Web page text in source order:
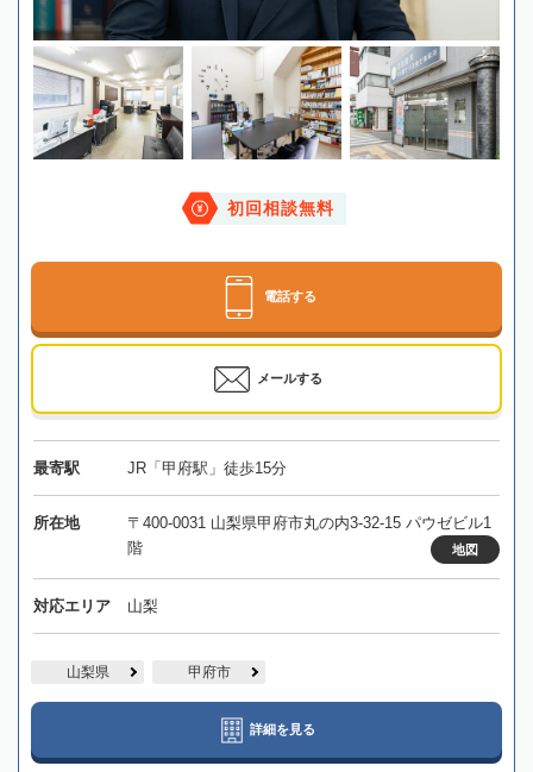
初回相談無料
電話する
メールする
最寄駅 JR「甲府駅」徒歩15分
所在地
〒400-0031 山梨県甲府市丸の内3-32-15 パウゼビル1
階
地図
対応エリア 山梨
山梨県 甲府市
詳細を見る